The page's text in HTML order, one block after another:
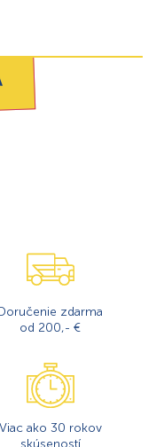
zdarma
od 200,- €
Viac ako 30 rokov